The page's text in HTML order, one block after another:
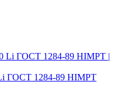
ГОСТ 1284-89 HIMPT